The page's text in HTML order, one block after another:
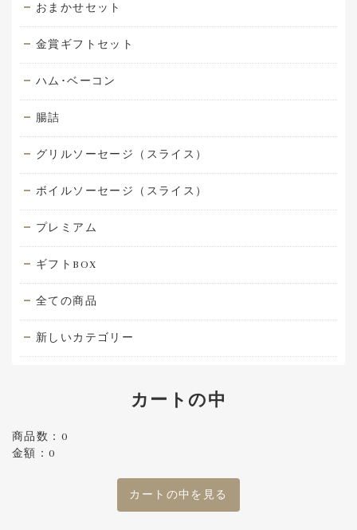
おまかせセット
金賞ギフトセット
ハム･ベーコン
腸詰
グリルソーセージ（スライス）
ボイルソーセージ（スライス）
プレミアム
ギフトBOX
全ての商品
新しいカテゴリー
カートの中
商品数：0
金額：0
カートの中を見る